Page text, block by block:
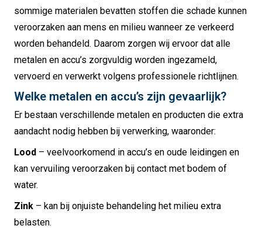
sommige materialen bevatten stoffen die schade kunnen
veroorzaken aan mens en milieu wanneer ze verkeerd
worden behandeld. Daarom zorgen wij ervoor dat alle
metalen en accu’s zorgvuldig worden ingezameld,
vervoerd en verwerkt volgens professionele richtlijnen.
Welke metalen en accu’s zijn gevaarlijk?
Er bestaan verschillende metalen en producten die extra
aandacht nodig hebben bij verwerking, waaronder:
Lood – veelvoorkomend in accu’s en oude leidingen en
kan vervuiling veroorzaken bij contact met bodem of
water.
Zink – kan bij onjuiste behandeling het milieu extra
belasten.